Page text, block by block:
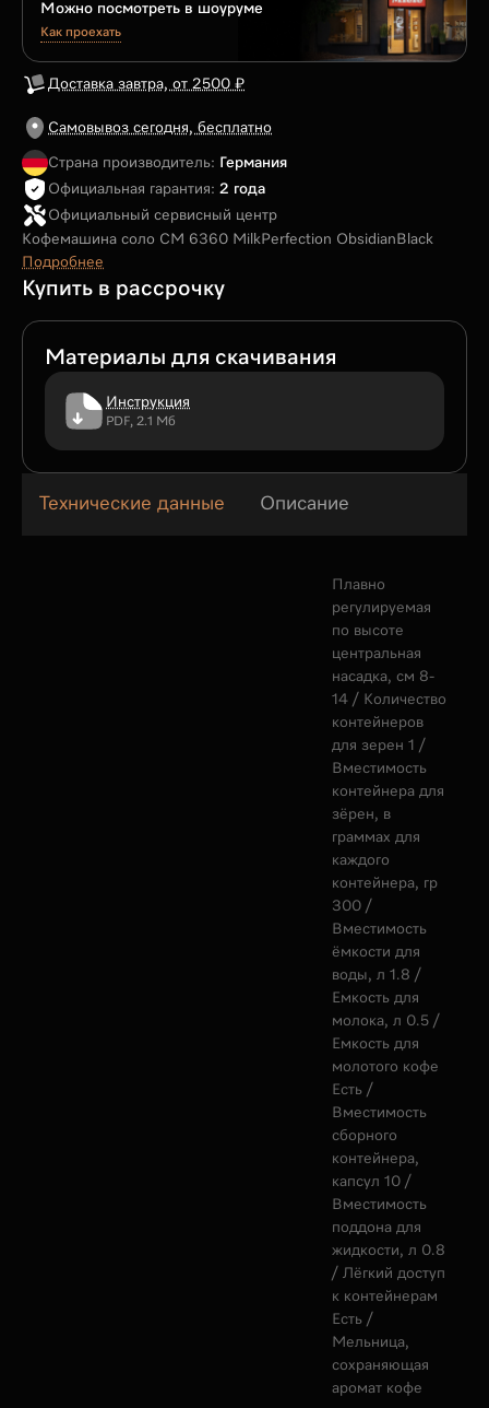
Можно посмотреть в шоуруме
Как проехать
Доставка завтра, от 2500 ₽
Самовывоз сегодня, бесплатно
Страна производитель: Германия
Официальная гарантия: 2 года
Официальный сервисный центр
Кофемашина соло CM 6360 MilkPerfection ObsidianBlack
Подробнее
Купить в рассрочку
Материалы для скачивания
Инструкция
PDF, 2.1 Мб
Технические данные Описание
Плавно
регулируемая
по высоте
центральная
насадка, см 8-
14 / Количество
контейнеров
для зерен 1 /
Вместимость
контейнера для
зёрен, в
граммах для
каждого
контейнера, гр
300 /
Вместимость
ёмкости для
воды, л 1.8 /
Емкость для
молока, л 0.5 /
Емкость для
молотого кофе
Есть /
Вместимость
сборного
контейнера,
капсул 10 /
Вместимость
поддона для
жидкости, л 0.8
/ Лёгкий доступ
к контейнерам
Есть /
Мельница,
сохраняющая
аромат кофе